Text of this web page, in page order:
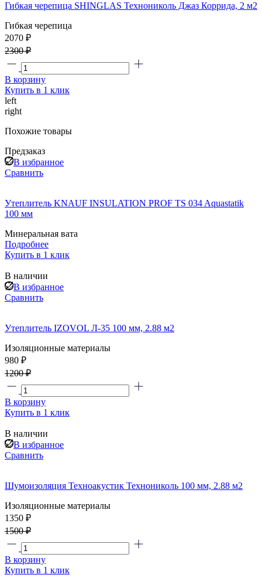
Гибкая черепица SHINGLAS Технониколь Джаз Коррида, 2 м2
Гибкая черепица
2070 ₽
2300 ₽
В корзину
Купить в 1 клик
left
right
Похожие товары
Предзаказ
В избранное
Сравнить
Утеплитель KNAUF INSULATION PROF TS 034 Aquastatik
100 мм
Минеральная вата
Подробнее
Купить в 1 клик
В наличии
В избранное
Сравнить
Утеплитель IZOVOL Л-35 100 мм, 2.88 м2
Изоляционные материалы
980 ₽
1200 ₽
В корзину
Купить в 1 клик
В наличии
В избранное
Сравнить
Шумоизоляция Техноакустик Технониколь 100 мм, 2.88 м2
Изоляционные материалы
1350 ₽
1500 ₽
В корзину
Купить в 1 клик